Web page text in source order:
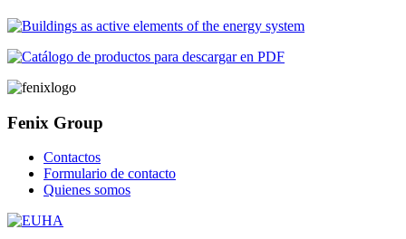
Fenix Group
Contactos
Formulario de contacto
Quienes somos